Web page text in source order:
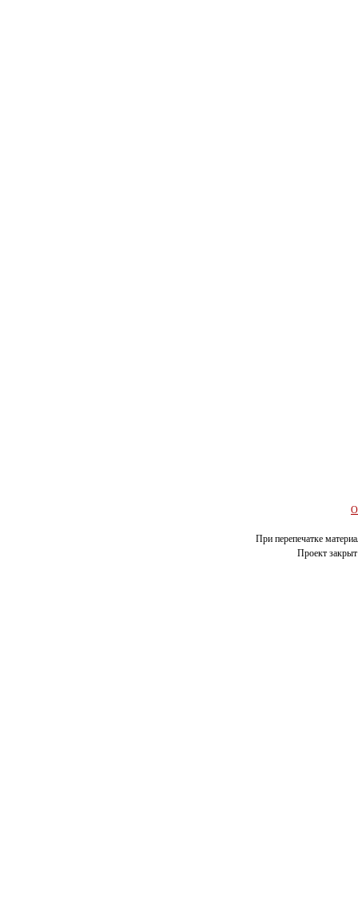
О
При перепечатке
Проект закрыт